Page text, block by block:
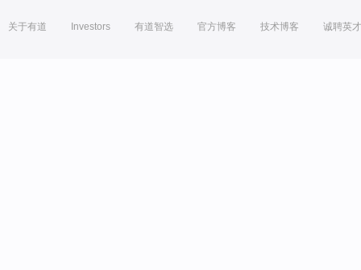
关于有道 Investors 有道智选 官方博客 技术博客 诚聘英才